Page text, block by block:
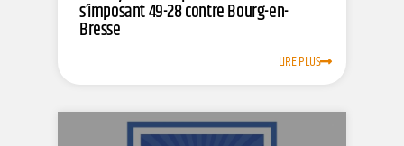
s’imposant 49-28 contre Bourg-en-
Bresse
LIRE PLUS